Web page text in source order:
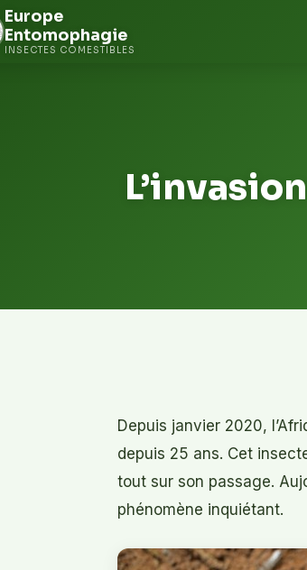
Europe
Entomophagie
INSECTES COMESTIBLES
Depuis janvier 2020,
depuis 25 ans. Cet
tout sur son passage.
phénomène inquiétant.